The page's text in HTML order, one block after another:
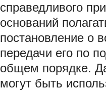
справедливого
оснований
постановление о
передачи его по
общем порядке.
могут быть